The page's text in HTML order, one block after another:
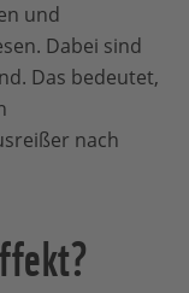
und
Dabei sind
Das bedeutet,
nach